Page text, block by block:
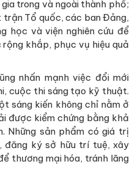
trong và ngoài thành phố;
Tổ quốc, các ban Đảng,
học và viện nghiên cứu để
khắp, phục vụ hiệu quả
nhấn mạnh việc đổi mới
cuộc thi sáng tạo kỹ thuật.
sáng kiến không chỉ nằm ở
được kiểm chứng bằng khả
Những sản phẩm có giá trị
đăng ký sở hữu trí tuệ, xây
thương mại hóa, tránh lãng